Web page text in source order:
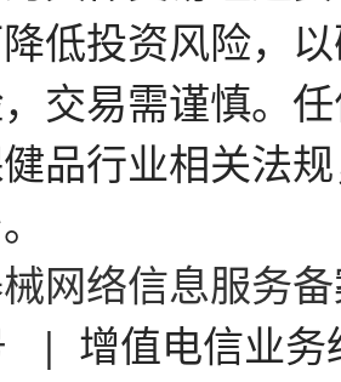
低投资风险，
交易需谨慎。
品行业相关法
网络信息服务
| 增值电信业务